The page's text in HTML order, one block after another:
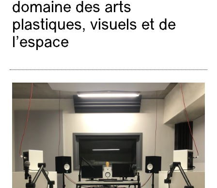
domaine des arts
plastiques, visuels et de
l’espace